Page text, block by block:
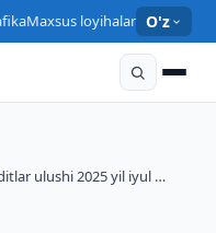
Maxsus loyihalar O'z
ulushi 2025 yil iyul …